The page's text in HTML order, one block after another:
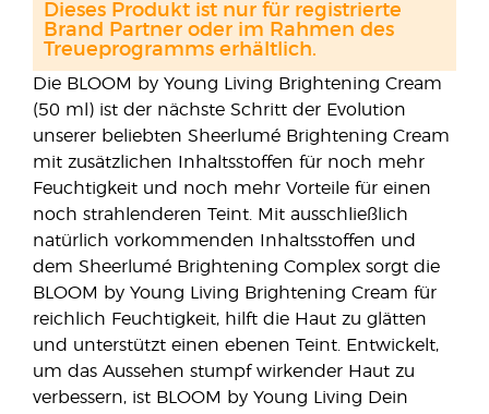
Die BLOOM by Young Living Brightening Cream
(50 ml) ist der nächste Schritt der Evolution
unserer beliebten Sheerlumé Brightening Cream
mit zusätzlichen Inhaltsstoffen für noch mehr
Feuchtigkeit und noch mehr Vorteile für einen
noch strahlenderen Teint. Mit ausschließlich
natürlich vorkommenden Inhaltsstoffen und
dem Sheerlumé Brightening Complex sorgt die
BLOOM by Young Living Brightening Cream für
reichlich Feuchtigkeit, hilft die Haut zu glätten
und unterstützt einen ebenen Teint. Entwickelt,
um das Aussehen stumpf wirkender Haut zu
verbessern, ist BLOOM by Young Living Dein
Dieses Produkt ist nur für registrierte
Brand Partner oder im Rahmen des
Treueprogramms erhältlich.